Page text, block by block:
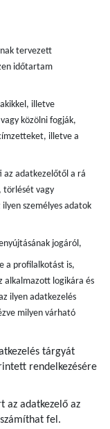
tervezett
időtartam
illetve
közölni fogják,
illetve a
adatkezelőtől a rá
törlését vagy
személyes adatok
jogáról,
a profilalkotást is,
alkalmazott logikára és
ilyen adatkezelés
milyen várható
tárgyát
rendelkezésére
az adatkezelő az
fel.